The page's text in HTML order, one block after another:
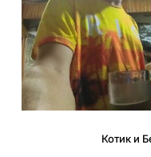
Котик и